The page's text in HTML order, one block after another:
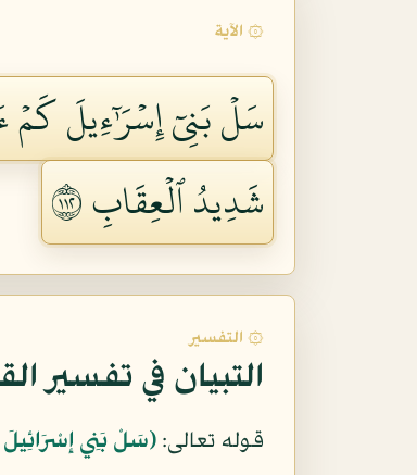
۞ الآية
سَلۡ بَنِيٓ إِسۡرَٰٓءِيلَ كَمۡ
شَدِيدُ ٱلۡعِقَابِ ٢١١
۞ التفسير
التبيان في تفسير
قوله تعالى:﴿سَلْ بَنِي